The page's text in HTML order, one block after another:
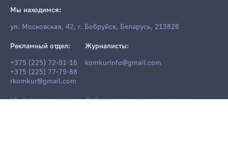
Мы находимся:
ул. Московская, 42, г. Бобруйск, Беларусь, 213826
Рекламный отдел:
+375 (225) 72-01-16
+375 (225) 77-79-88
rkomkur@gmail.com
Журналисты:
komkurinfo@gmail.com
18+ Все права защищены. Любое копирование, перепечатка или